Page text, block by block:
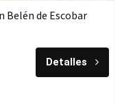
Belén de Escobar
Detalles